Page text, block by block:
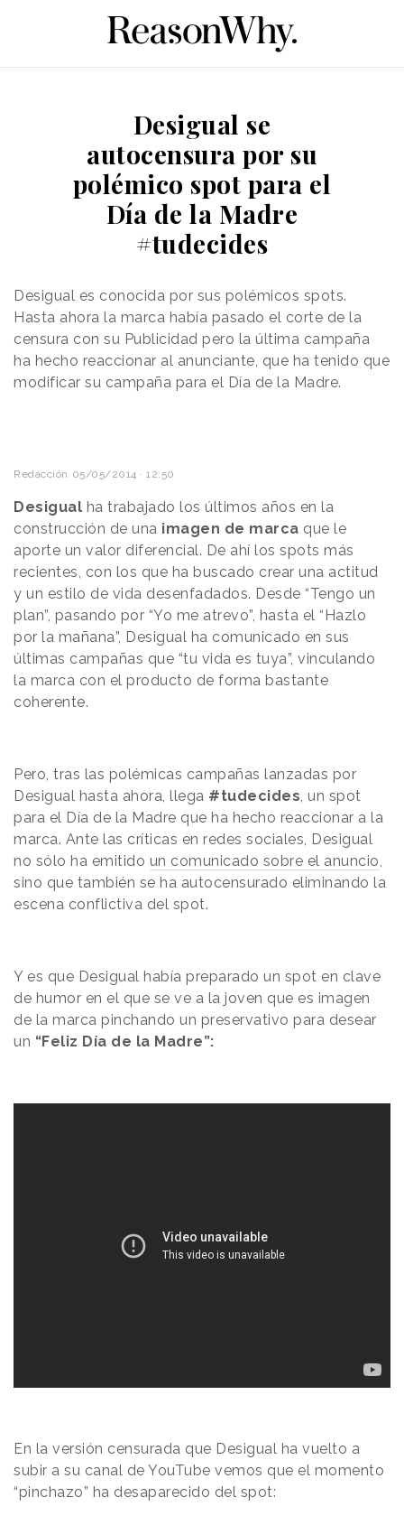
Desigual se
autocensura por su
polémico spot para el
Día de la Madre
#tudecides
Desigual es conocida por sus polémicos spots.
Hasta ahora la marca había pasado el corte de la
censura con su Publicidad pero la última campaña
ha hecho reaccionar al anunciante, que ha tenido que
modificar su campaña para el Día de la Madre.
Redacción 05/05/2014 · 12:50
Desigual ha trabajado los últimos años en la
construcción de una imagen de marca que le
aporte un valor diferencial. De ahí los spots más
recientes, con los que ha buscado crear una actitud
y un estilo de vida desenfadados. Desde “Tengo un
plan”, pasando por “Yo me atrevo”, hasta el “Hazlo
por la mañana”, Desigual ha comunicado en sus
últimas campañas que “tu vida es tuya”, vinculando
la marca con el producto de forma bastante
coherente.
Pero, tras las polémicas campañas lanzadas por
Desigual hasta ahora, llega #tudecides , un spot
para el Día de la Madre que ha hecho reaccionar a la
marca. Ante las críticas en redes sociales, Desigual
no sólo ha emitido un comunicado sobre el anuncio
sino que también se ha autocensurado eliminando la
escena conflictiva del spot.
Y es que Desigual había preparado un spot en clave
de humor en el que se ve a la joven que es imagen
de la marca pinchando un preservativo para desear
un “Feliz Día de la Madre”:
En la versión censurada que Desigual ha vuelto a
subir a su canal de YouTube vemos que el momento
“pinchazo” ha desaparecido del spot: